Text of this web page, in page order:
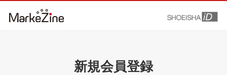
新規会員登録